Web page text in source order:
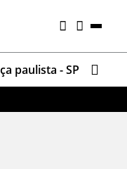
paulista - SP